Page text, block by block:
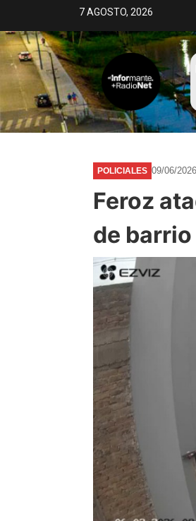
7 AGOSTO, 2026
POLICIALES 09/06/
Feroz
de barrio